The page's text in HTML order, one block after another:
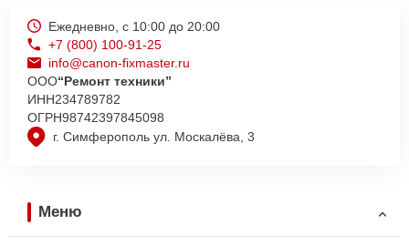
г. Симферополь ул. Москалёва, 3
Ежедневно, с 10:00 до 20:00
+7 (800) 100-91-25
info@canon-fixmaster.ru
ООО“Ремонт техники”
ИНН234789782
ОГРН98742397845098
Меню